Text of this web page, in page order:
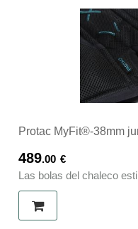
Protac MyFit®-38mm
489.00 €
Las bolas del chaleco